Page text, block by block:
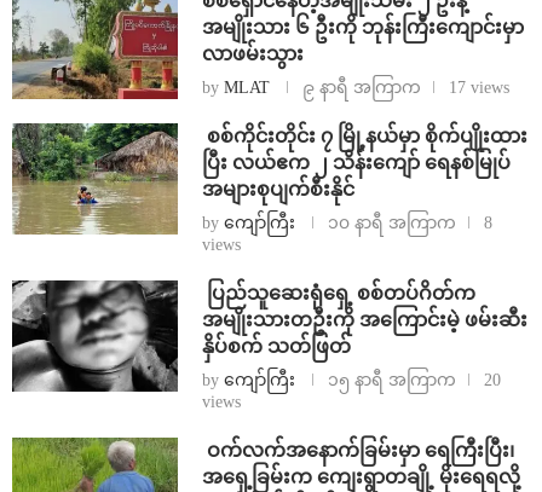
အမျိုးသား ၆ ဦးကို ဘုန်းကြီးကျောင်းမှာ
လာဖမ်းသွား
by MLAT ၉ နာရီ အကြာက 17 views
⁩ ⁨စစ်ကိုင်းတိုင်း ၇ မြို့နယ်မှာ စိုက်ပျိုးထား
ပြီး လယ်ဧက ၂ သိန်း​ကျော် ရေနစ်မြုပ်
အများစုပျက်စီးနိုင်
by ကျော်ကြီး ၁၀ နာရီ အကြာက
8
views
⁩ ⁨ပြည်သူဆေးရုံရှေ့ စစ်တပ်ဂိတ်က
အမျိုးသားတဦးကို အကြောင်းမဲ့ ဖမ်းဆီး
နှိပ်စက် သတ်ဖြတ်
by ကျော်ကြီး ၁၅ နာရီ အကြာက
20
views
⁩ ⁨ဝက်လက်အနောက်ခြမ်းမှာ ရေကြီးပြီး၊
အရှေ့ခြမ်းက ကျေးရွာတချို့ မိုးရေရလို့